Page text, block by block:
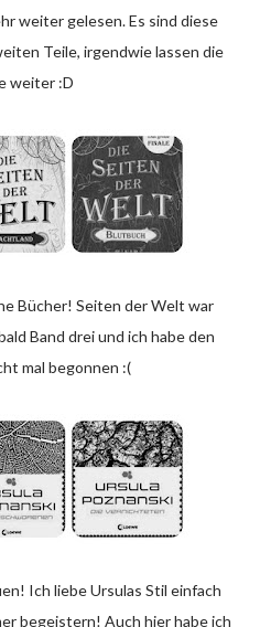
weiter gelesen. Es sind diese
Teile, irgendwie lassen die
weiter :D
Band drei und ich habe den
mal begonnen :(
begeistern! Auch hier habe ich